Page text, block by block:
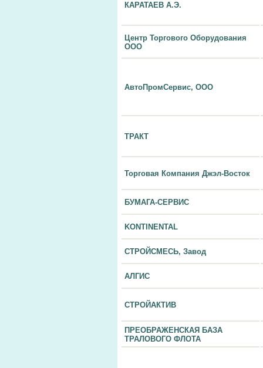
КАРАТАЕВ А.Э.
Центр Торгового Оборудования
ООО
АвтоПромСервис, ООО
ТРАКТ
Торговая Компания Джэл-Восток
БУМАГА-СЕРВИС
KONTINENTAL
СТРОЙСМЕСЬ, Завод
АЛГИС
СТРОЙАКТИВ
ПРЕОБРАЖЕНСКАЯ БАЗА
ТРАЛОВОГО ФЛОТА